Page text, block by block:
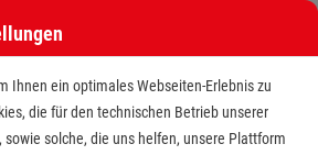
bei den Maltesern
Ihnen ein optimales Webseiten-Erlebnis zu
die für den technischen Betrieb unserer
solche, die uns helfen, unsere Plattform